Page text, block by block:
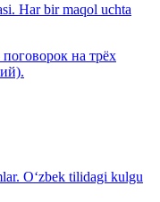
Har bir maqol uchta
на трёх
O‘zbek tilidagi kulgu